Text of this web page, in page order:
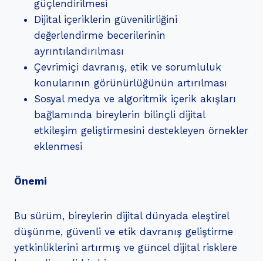
güçlendirilmesi
Dijital içeriklerin güvenilirliğini
değerlendirme becerilerinin
ayrıntılandırılması
Çevrimiçi davranış, etik ve sorumluluk
konularının görünürlüğünün artırılması
Sosyal medya ve algoritmik içerik akışları
bağlamında bireylerin bilinçli dijital
etkileşim geliştirmesini destekleyen örnekler
eklenmesi
Önemi
Bu sürüm, bireylerin dijital dünyada eleştirel
düşünme, güvenli ve etik davranış geliştirme
yetkinliklerini artırmış ve güncel dijital risklere